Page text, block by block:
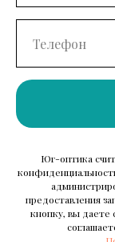
Юг-оптика
предоставления
кнопку, вы даете